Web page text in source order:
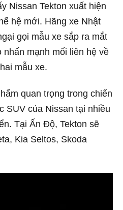
Nissan Tekton xuất hiện
hệ mới. Hãng xe Nhật
gọi mẫu xe sắp ra mắt
nhấn mạnh mối liên hệ về
mẫu xe.
quan trọng trong chiến
SUV của Nissan tại nhiều
Tại Ấn Độ, Tekton sẽ
Kia Seltos, Skoda